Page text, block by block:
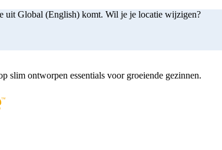
uit Global (English) komt. Wil je je locatie wijzigen?
slim ontworpen essentials voor groeiende gezinnen.